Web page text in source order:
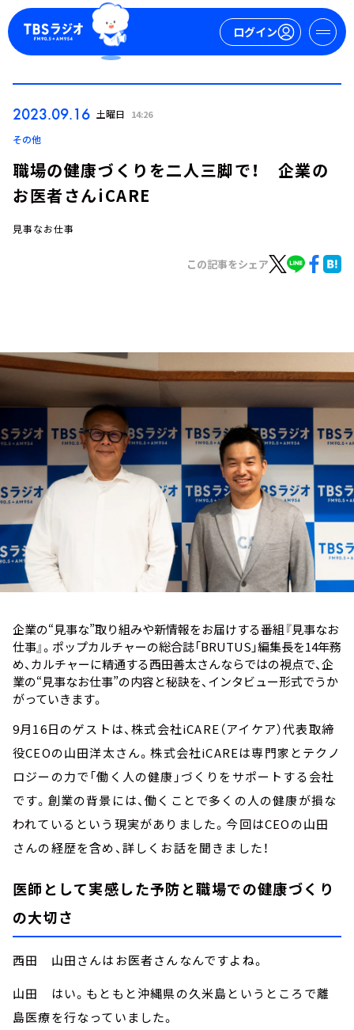
ログイン
お知らせ
イベント・グッズ
YouTube
会社情報
2023.09.16 土曜日 14:26
その他
職場の健康づくりを二人三脚で！ 企業の
お医者さんiCARE
見事なお仕事
この記事をシェア
企業の“見事な”取り組みや新情報をお届けする番組『見事なお
仕事』。ポップカルチャーの総合誌「BRUTUS」編集長を14年務
め、カルチャーに精通する西田善太さんならではの視点で、企
業の“見事なお仕事”の内容と秘訣を、インタビュー形式でうか
がっていきます。
9月16日のゲストは、株式会社iCARE（アイケア）代表取締
役CEOの山田洋太さん。株式会社iCAREは専門家とテクノ
ロジーの力で「働く人の健康」づくりをサポートする会社
です。創業の背景には、働くことで多くの人の健康が損な
われているという現実がありました。今回はCEOの山田
さんの経歴を含め、詳しくお話を聞きました！
医師として実感した予防と職場での健康づくり
の大切さ
西田 山田さんはお医者さんなんですよね。
山田 はい。もともと沖縄県の久米島というところで離
島医療を行なっていました。